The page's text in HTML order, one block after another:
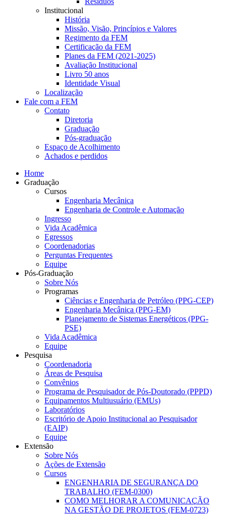
Institucional
História
Missão, Visão, Princípios e Valores
Regimento da FEM
Certificação da FEM
Planes da FEM (2021-2025)
Avaliação Institucional
Livro 50 anos
Identidade Visual
Localização
Fale com a FEM
Contato
Diretoria
Graduação
Pós-graduação
Espaço de Acolhimento
Achados e perdidos
Home
Graduação
Cursos
Engenharia Mecânica
Engenharia de Controle e Automação
Ingresso
Vida Acadêmica
Egressos
Coordenadorias
Perguntas Frequentes
Equipe
Pós-Graduação
Sobre Nós
Programas
Ciências e Engenharia de Petróleo (PPG-CEP)
Engenharia Mecânica (PPG-EM)
Planejamento de Sistemas Energéticos (PPG-
PSE)
Vida Acadêmica
Equipe
Pesquisa
Coordenadoria
Áreas de Pesquisa
Convênios
Programa de Pesquisador de Pós-Doutorado (PPPD)
Equipamentos Multiusuário (EMUs)
Laboratórios
Escritório de Apoio Institucional ao Pesquisador
(EAIP)
Equipe
Extensão
Sobre Nós
Ações de Extensão
Cursos
ENGENHARIA DE SEGURANÇA DO
TRABALHO (FEM-0300)
COMO MELHORAR A COMUNICAÇÃO
NA GESTÃO DE PROJETOS (FEM-0723)